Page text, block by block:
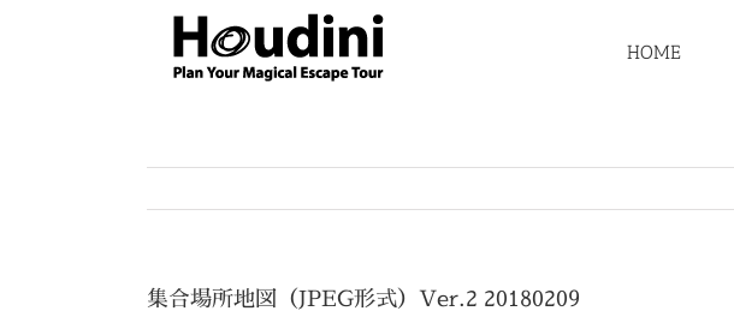
HOME
集合場所地図（JPEG形式）Ver.2 20180209